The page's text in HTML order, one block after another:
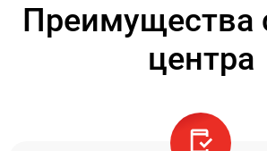
Преимущества
центра